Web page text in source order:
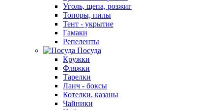
Уголь, щепа, розжиг
Топоры, пилы
Тент - укрытие
Гамаки
Репеленты
Посуда
Кружки
Фляжки
Тарелки
Ланч - боксы
Котелки, казаны
Чайники